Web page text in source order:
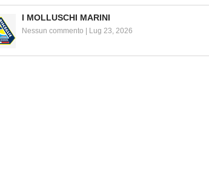
I MOLLUSCHI MARINI
Nessun commento Lug 23, 2026